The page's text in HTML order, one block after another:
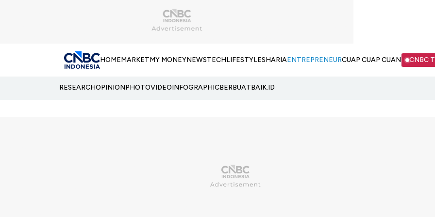
HOMEMARKETMY MONEYNEWSTECHLIFESTYLESHARIAENTREPRENEURCUAP CUAP CUAN CNBC
RESEARCHOPINIONPHOTOVIDEOINFOGRAPHICBERBUATBAIK.ID